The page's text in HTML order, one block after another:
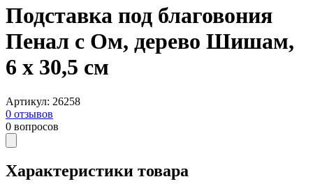
Подставка под благовония
Пенал с Ом, дерево Шишам,
6 х 30,5 см
Артикул: 26258
0 отзывов
0 вопросов
Характеристики товара